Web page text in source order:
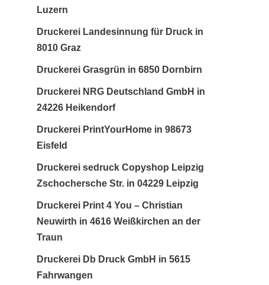
Luzern
Druckerei Landesinnung für Druck in
8010 Graz
Druckerei Grasgrün in 6850 Dornbirn
Druckerei NRG Deutschland GmbH in
24226 Heikendorf
Druckerei PrintYourHome in 98673
Eisfeld
Druckerei sedruck Copyshop Leipzig
Zschochersche Str. in 04229 Leipzig
Druckerei Print 4 You – Christian
Neuwirth in 4616 Weißkirchen an der
Traun
Druckerei Db Druck GmbH in 5615
Fahrwangen